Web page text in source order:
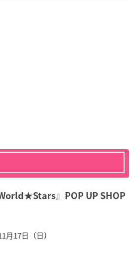
』POP UP SHOP
月17日（日）